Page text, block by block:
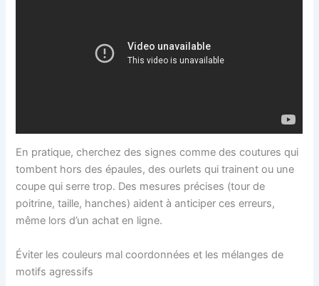
En pratique, cherchez des signes comme des coutures qui
tombent hors des épaules, des ourlets qui trainent ou une
coupe qui serre trop. Des mesures précises (tour de
poitrine, taille, hanches) aident à anticiper ces erreurs,
même lors d’un achat en ligne.
Éviter les couleurs mal coordonnées et les mélanges de
motifs agressifs